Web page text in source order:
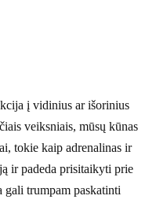
į vidinius ar išorinius
veiksniais, mūsų kūnas
tokie kaip adrenalinas ir
ir padeda prisitaikyti prie
gali trumpam paskatinti